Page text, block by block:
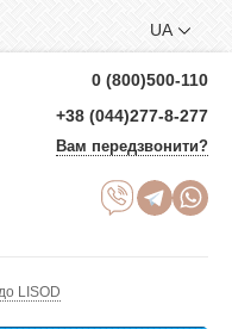
UA
0 (800)500-110
+38 (044)277-8-277
Вам передзвонити?
LISOD